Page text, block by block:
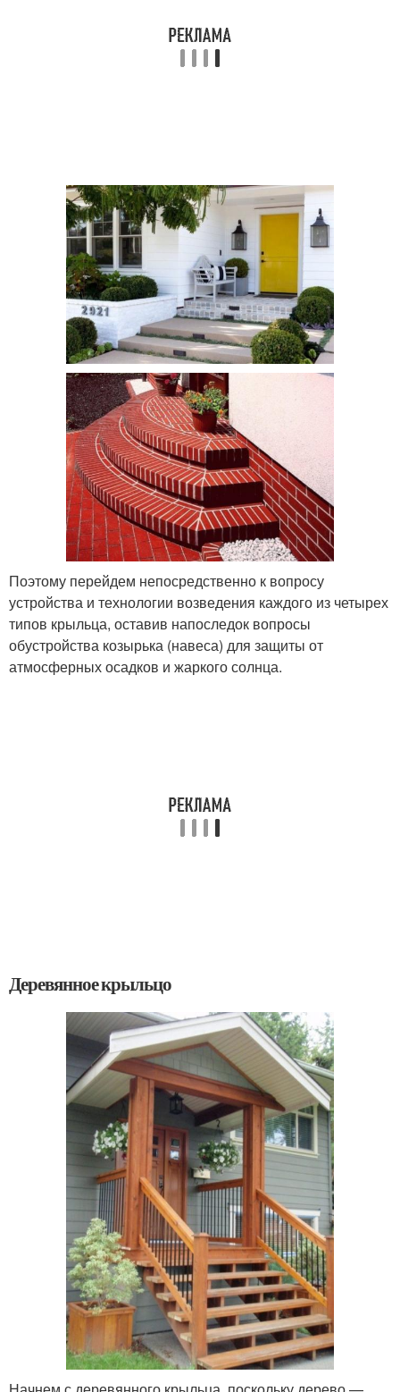
Поэтому перейдем непосредственно к вопросу
устройства и технологии возведения каждого из четырех
типов крыльца, оставив напоследок вопросы
обустройства козырька (навеса) для защиты от
атмосферных осадков и жаркого солнца.
Деревянное крыльцо